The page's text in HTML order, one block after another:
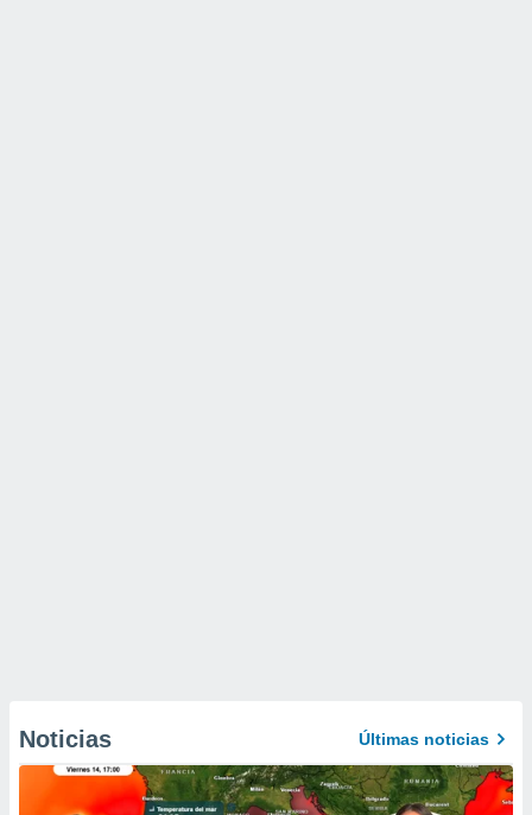
Noticias Últimas noticias